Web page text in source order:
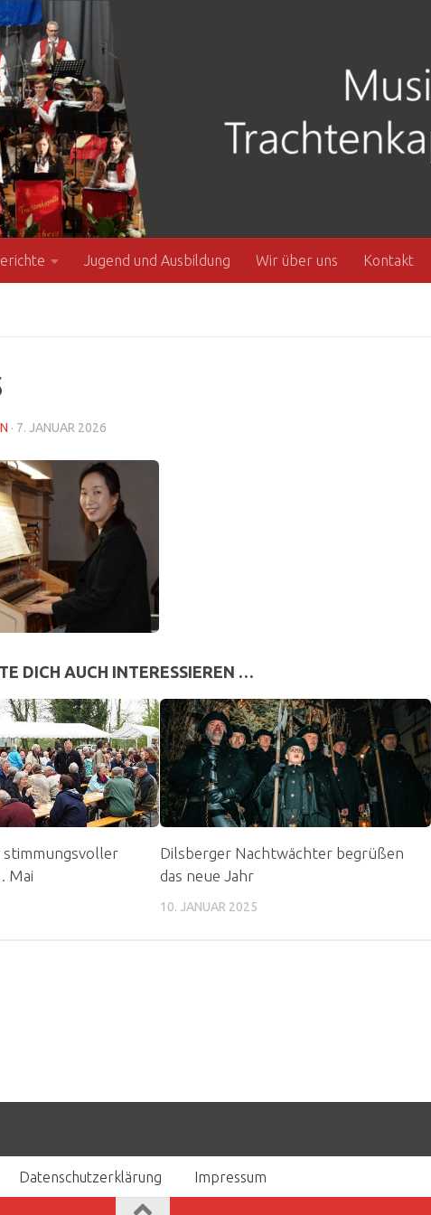
Jugend und Ausbildung Wir über uns Kontakt
· 7. JANUAR 2026
DICH AUCH INTERESSIEREN …
stimmungsvoller
Mai
Dilsberger Nachtwächter begrüßen
das neue Jahr
10. JANUAR 2025
Datenschutzerklärung Impressum